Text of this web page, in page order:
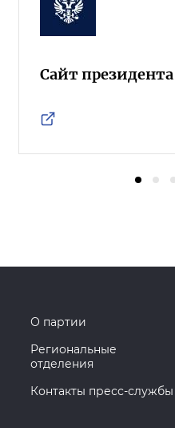
Сайт
О партии
Региональные
отделения
Контакты пресс-службы